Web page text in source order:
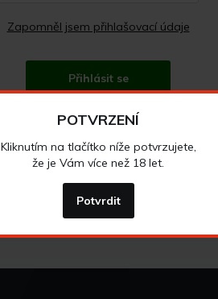
Zapomněl jsem přihlašovací údaje
Přihlásit se
Chci se zaregistrovat
POTVRZENÍ
Kliknutím na tlačítko níže potvrzujete,
že je Vám více než 18 let.
Potvrdit